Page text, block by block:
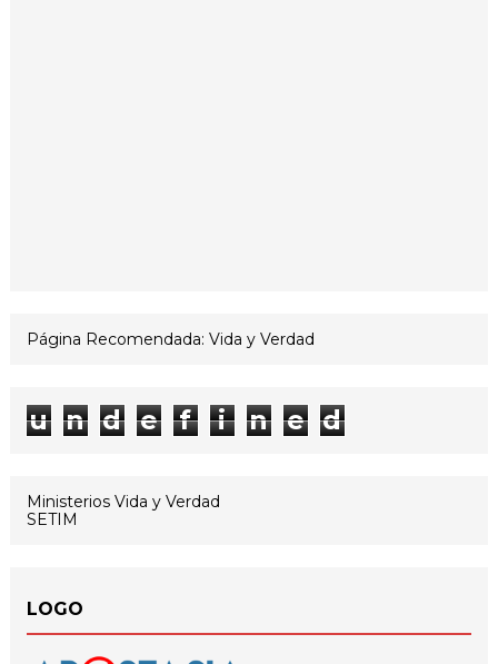
Página Recomendada: Vida y Verdad
u n d e f i n e d
Ministerios Vida y Verdad
SETIM
LOGO